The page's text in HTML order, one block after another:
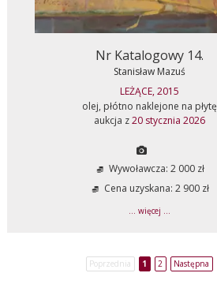
Nr Katalogowy 14.
Stanisław Mazuś
LEŻĄCE, 2015
olej, płótno naklejone na płytę
aukcja z20 stycznia 2026
Wywoławcza: 2 000 zł
Cena uzyskana: 2 900 zł
... więcej ...
Poprzednia 1 2 Następna